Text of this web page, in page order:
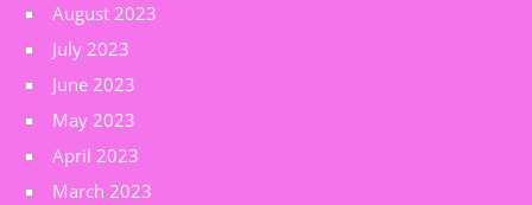
August 2023
July 2023
June 2023
May 2023
April 2023
March 2023